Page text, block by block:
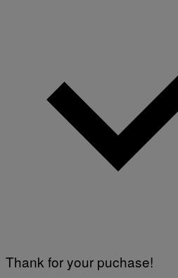
Thank for your puchase!